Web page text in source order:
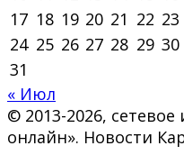
17 18 19 20 21 22 23
24 25 26 27 28 29 30
31
« Июл
© 2013-2026,
онлайн». Новости